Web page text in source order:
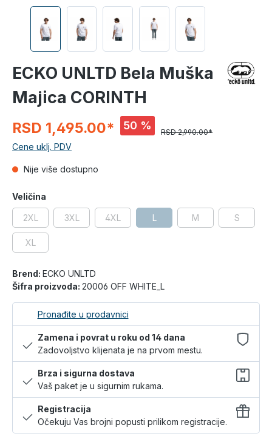
ECKO UNLTD Bela Muška
Majica CORINTH
RSD 1,495.00* 50 %
RSD 2,990.00*
Cene uklj. PDV
Nije više dostupno
Veličina
2XL 3XL 4XL L M S
XL
Brend: ECKO UNLTD
Šifra proizvoda: 20006 OFF WHITE_L
Pronađite u prodavnici
Zamena i povrat u roku od 14 dana
Zadovoljstvo klijenata je na prvom mestu.
Brza i sigurna dostava
Vaš paket je u sigurnim rukama.
Registracija
Očekuju Vas brojni popusti prilikom registracije.